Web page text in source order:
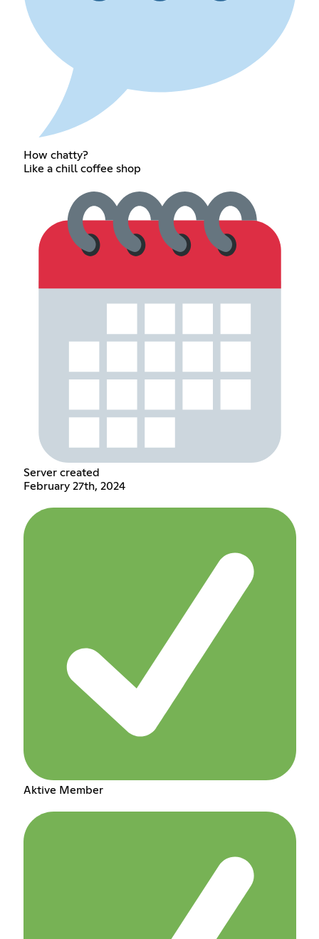
How chatty?
Like a chill coffee shop
Server created
February 27th, 2024
Aktive Member